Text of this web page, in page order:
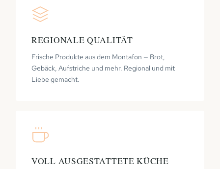
REGIONALE QUALITÄT
Frische Produkte aus dem Montafon — Brot,
Gebäck, Aufstriche und mehr. Regional und mit
Liebe gemacht.
VOLL AUSGESTATTETE KÜCHE